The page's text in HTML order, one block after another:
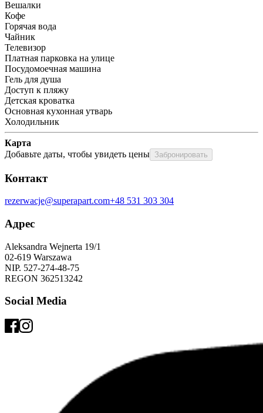
Вешалки
Кофе
Горячая вода
Чайник
Телевизор
Платная парковка на улице
Посудомоечная машина
Гель для душа
Доступ к пляжу
Детская кроватка
Основная кухонная утварь
Холодильник
Карта
Добавьте даты, чтобы увидеть цены Забронировать
Контакт
rezerwacje@superapart.com+48 531 303 304
Адрес
Aleksandra Wejnerta 19/1
02-619 Warszawa
NIP. 527-274-48-75
REGON 362513242
Social Media